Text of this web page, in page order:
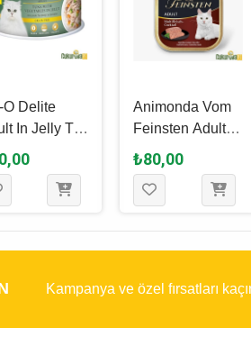
O Delite
In Jelly Ton
ve Sebzeli
Kedi
Maması 80
Animonda Vom
Feinsten Adult
Karışık Etli
Yetişkin Kedi
Yaş Maması 100
₺80,00
Kampanya ve özel fırsatları